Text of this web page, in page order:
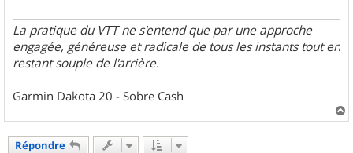
La pratique du VTT ne s'entend que par une approche
engagée, généreuse et radicale de tous les instants tout en
restant souple de l'arrière.
Garmin Dakota 20 - Sobre Cash
a
Répondre